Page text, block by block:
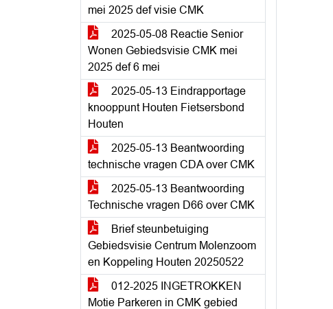
mei 2025 def visie CMK
2025-05-08 Reactie Senior
Wonen Gebiedsvisie CMK mei
2025 def 6 mei
2025-05-13 Eindrapportage
knooppunt Houten Fietsersbond
Houten
2025-05-13 Beantwoording
technische vragen CDA over CMK
2025-05-13 Beantwoording
Technische vragen D66 over CMK
Brief steunbetuiging
Gebiedsvisie Centrum Molenzoom
en Koppeling Houten 20250522
012-2025 INGETROKKEN
Motie Parkeren in CMK gebied